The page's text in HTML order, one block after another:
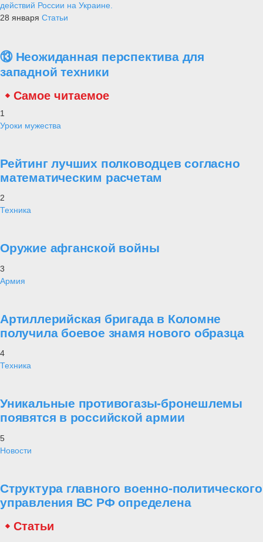
действий России на Украине.
28 января Статьи
⑬ Неожиданная перспектива для
западной техники
Самое читаемое
1
Уроки мужества
Рейтинг лучших полководцев согласно
математическим расчетам
2
Техника
Оружие афганской войны
3
Армия
Артиллерийская бригада в Коломне
получила боевое знамя нового образца
4
Техника
Уникальные противогазы-бронешлемы
появятся в российской армии
5
Новости
Структура главного военно-политического
управления ВС РФ определена
Статьи